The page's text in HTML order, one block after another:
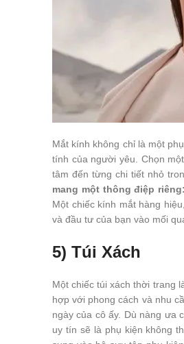
Mắt kính không chỉ là một
tính của người yêu. Chọn
tâm đến từng chi tiết nhỏ
mang một thông điệp
Một chiếc kính mắt hàng
và đầu tư của bạn vào mối
5) Túi Xách
Một chiếc túi xách thời trang
hợp với phong cách và nhu
ngày của cô ấy. Dù nàng ưa
uy tín sẽ là phụ kiện không